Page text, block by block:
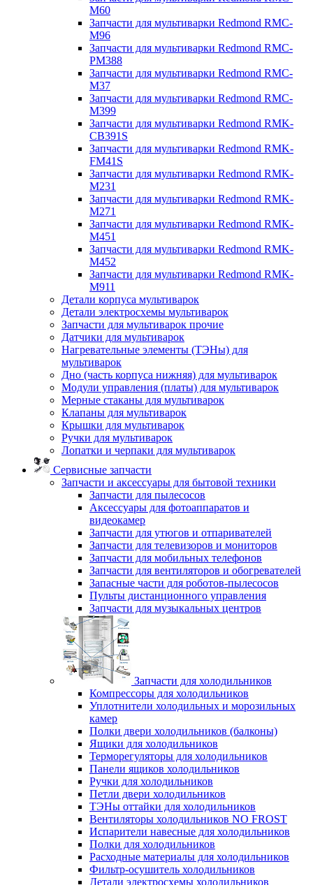
M60
Запчасти для мультиварки Redmond RMC-
M96
Запчасти для мультиварки Redmond RMC-
PM388
Запчасти для мультиварки Redmond RMC-
M37
Запчасти для мультиварки Redmond RMC-
M399
Запчасти для мультиварки Redmond RMK-
CB391S
Запчасти для мультиварки Redmond RMK-
FM41S
Запчасти для мультиварки Redmond RMK-
M231
Запчасти для мультиварки Redmond RMK-
M271
Запчасти для мультиварки Redmond RMK-
M451
Запчасти для мультиварки Redmond RMK-
M452
Запчасти для мультиварки Redmond RMK-
M911
Детали корпуса мультиварок
Детали электросхемы мультиварок
Запчасти для мультиварок прочие
Датчики для мультиварок
Нагревательные элементы (ТЭНы) для
мультиварок
Дно (часть корпуса нижняя) для мультиварок
Модули управления (платы) для мультиварок
Мерные стаканы для мультиварок
Клапаны для мультиварок
Крышки для мультиварок
Ручки для мультиварок
Лопатки и черпаки для мультиварок
Сервисные запчасти
Запчасти и аксессуары для бытовой техники
Запчасти для пылесосов
Аксессуары для фотоаппаратов и
видеокамер
Запчасти для утюгов и отпаривателей
Запчасти для телевизоров и мониторов
Запчасти для мобильных телефонов
Запчасти для вентиляторов и обогревателей
Запасные части для роботов-пылесосов
Пульты дистанционного управления
Запчасти для музыкальных центров
Запчасти для холодильников
Компрессоры для холодильников
Уплотнители холодильных и морозильных
камер
Полки двери холодильников (балконы)
Ящики для холодильников
Терморегуляторы для холодильников
Панели ящиков холодильников
Ручки для холодильников
Петли двери холодильников
ТЭНы оттайки для холодильников
Вентиляторы холодильников NO FROST
Испарители навесные для холодильников
Полки для холодильников
Расходные материалы для холодильников
Фильтр-осушитель холодильников
Детали электросхемы холодильников